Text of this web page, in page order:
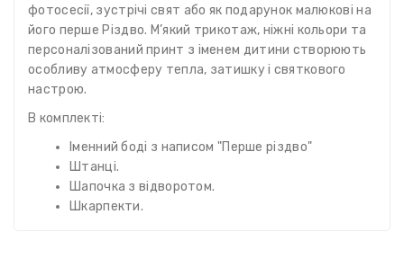
фотосесії, зустрічі свят або як подарунок малюкові на
його перше Різдво. М’який трикотаж, ніжні кольори та
персоналізований принт з іменем дитини створюють
особливу атмосферу тепла, затишку і святкового
настрою.
В комплекті:
Іменний боді з написом "Перше різдво"
Штанці.
Шапочка з відворотом.
Шкарпекти.